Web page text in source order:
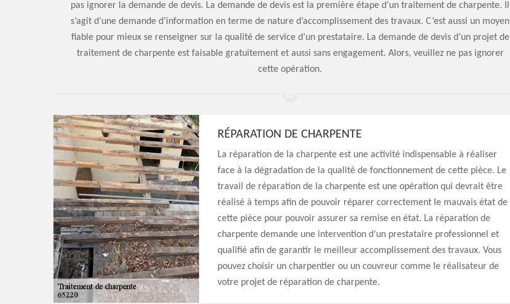
pas ignorer la demande de devis. La demande de devis est la première étape d’un traitement de charpente. Il
s’agit d’une demande d’information en terme de nature d’accomplissement des travaux. C’est aussi un moyen
fiable pour mieux se renseigner sur la qualité de service d’un prestataire. La demande de devis d’un projet de
traitement de charpente est faisable gratuitement et aussi sans engagement. Alors, veuillez ne pas ignorer
cette opération.
RÉPARATION DE CHARPENTE
La réparation de la charpente est une activité indispensable à réaliser
face à la dégradation de la qualité de fonctionnement de cette pièce. Le
travail de réparation de la charpente est une opération qui devrait être
réalisé à temps afin de pouvoir réparer correctement le mauvais état de
cette pièce pour pouvoir assurer sa remise en état. La réparation de
charpente demande une intervention d’un prestataire professionnel et
qualifié afin de garantir le meilleur accomplissement des travaux. Vous
pouvez choisir un charpentier ou un couvreur comme le réalisateur de
votre projet de réparation de charpente.